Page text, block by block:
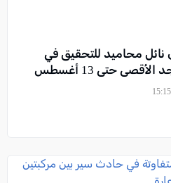
نائل محاميد للتحقيق في
حتى 13 أغسطس